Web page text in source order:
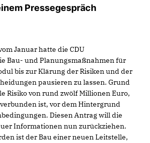
Pressegespräch
Januar hatte die CDU
Bau- und Planungsmaßnahmen für
bis zur Klärung der Risiken und der
pausieren zu lassen. Grund
Risiko von rund zwölf Millionen Euro,
ist, vor dem Hintergrund
Diesen Antrag will die
Informationen nun zurückziehen.
ist der Bau einer neuen Leitstelle,